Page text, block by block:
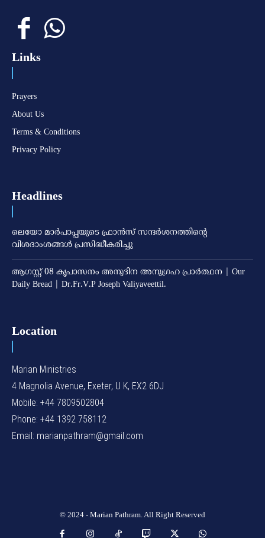
Links
Prayers
About Us
Terms & Conditions
Privacy Policy
Headlines
ലെയോ മാര്‍പാപ്പയുടെ ഫ്രാന്‍സ് സന്ദര്‍ശനത്തിന്റെ
വിശദാംശങ്ങള്‍ പ്രസിദ്ധീകരിച്ചു
ആഗസ്റ്റ് 08 കൃപാസനം അനുദിന അനുഗ്രഹ പ്രാർത്ഥന | Our
Daily Bread | Dr.Fr.V.P Joseph Valiyaveettil.
Location
Marian Ministries
4 Magnolia Avenue, Exeter, U K, EX2 6DJ
Mobile: +44 7809502804
Phone: +44 1392 758112
Email: marianpathram@gmail.com
© 2024 - Marian Pathram. All Right Reserved